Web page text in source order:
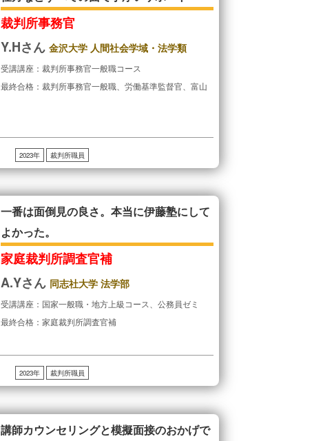
裁判所事務官
Y.Hさん金沢大学 人間社会学域・法学類
受講講座：裁判所事務官一般職コース
最終合格：裁判所事務官一般職、労働基準監督官、富山
2023年 裁判所職員
一番は面倒見の良さ。本当に伊藤塾にして
よかった。
家庭裁判所調査官補
A.Yさん 同志社大学 法学部
受講講座：国家一般職・地方上級コース、公務員ゼミ
最終合格：家庭裁判所調査官補
2023年 裁判所職員
講師カウンセリングと模擬面接のおかげで